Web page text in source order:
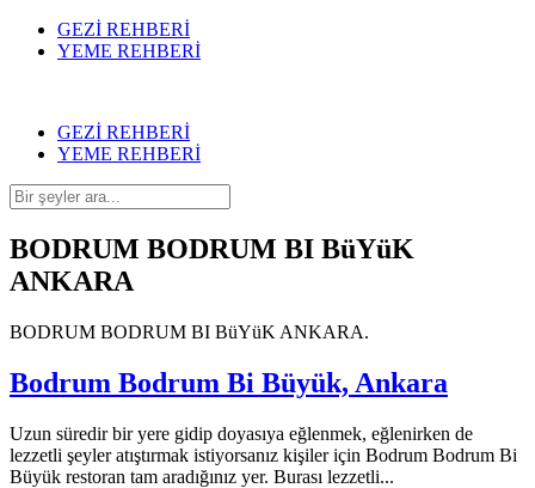
GEZİ REHBERİ
YEME REHBERİ
GEZİ REHBERİ
YEME REHBERİ
BODRUM BODRUM BI BüYüK
ANKARA
BODRUM BODRUM BI BüYüK ANKARA.
Bodrum Bodrum Bi Büyük, Ankara
Uzun süredir bir yere gidip doyasıya eğlenmek, eğlenirken de
lezzetli şeyler atıştırmak istiyorsanız kişiler için Bodrum Bodrum Bi
Büyük restoran tam aradığınız yer. Burası lezzetli...